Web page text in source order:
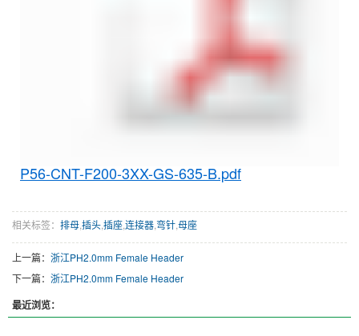
P56-CNT-F200-3XX-GS-635-B.pdf
相关标签： 排母插头插座连接器弯针母座
上一篇： 浙江PH2.0mm Female Header
下一篇： 浙江PH2.0mm Female Header
最近浏览：